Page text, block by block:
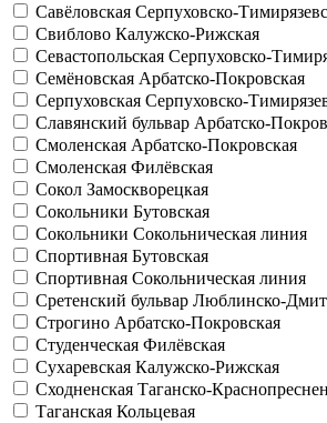
Савёловская Серпуховско-
Свиблово Калужско-Рижская
Севастопольская Серпуховско-
Семёновская Арбатско-Покровская
Серпуховская Серпуховско-
Славянский бульвар Арбатско-
Смоленская Арбатско-Покровская
Смоленская Филёвская
Сокол Замоскворецкая
Сокольники Бутовская
Сокольники Сокольническая линия
Спортивная Бутовская
Спортивная Сокольническая линия
Сретенский бульвар Люблинско-
Строгино Арбатско-Покровская
Студенческая Филёвская
Сухаревская Калужско-Рижская
Сходненская Таганско-
Таганская Кольцевая